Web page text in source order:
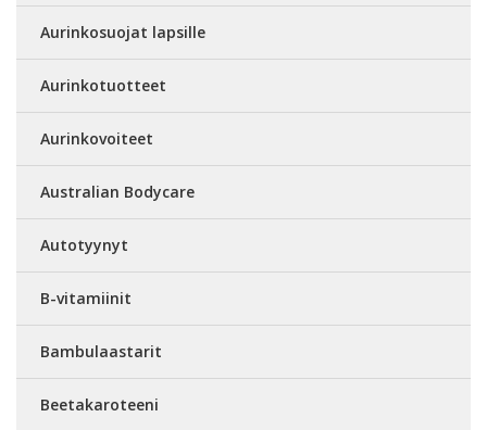
Aurinkosuojat lapsille
Aurinkotuotteet
Aurinkovoiteet
Australian Bodycare
Autotyynyt
B-vitamiinit
Bambulaastarit
Beetakaroteeni